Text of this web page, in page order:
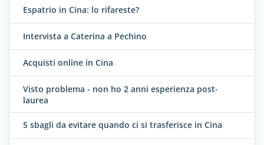
Espatrio in Cina: lo rifareste?
Intervista a Caterina a Pechino
Acquisti online in Cina
Visto problema - non ho 2 anni esperienza post-
laurea
5 sbagli da evitare quando ci si trasferisce in Cina